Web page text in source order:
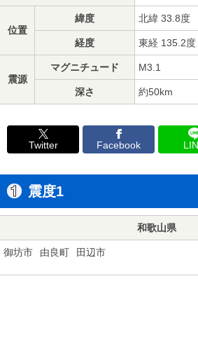
位置
緯度 北緯 33.8度
経度 東経 135.2度
震源
マグニチュード M3.1
深さ 約50km
Twitter Facebook
震度1
和歌山県
御坊市 由良町 田辺市